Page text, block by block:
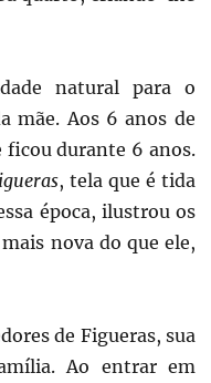
natural para o
mãe. Aos 6 anos de
ficou durante 6 anos.
, tela que é tida
época, ilustrou os
nova do que ele,
de Figueras, sua
Ao entrar em